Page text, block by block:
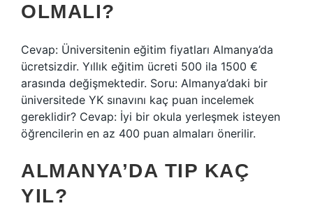
OLMALI?
Cevap: Üniversitenin eğitim fiyatları Almanya’da
ücretsizdir. Yıllık eğitim ücreti 500 ila 1500 €
arasında değişmektedir. Soru: Almanya’daki bir
üniversitede YK sınavını kaç puan incelemek
gereklidir? Cevap: İyi bir okula yerleşmek isteyen
öğrencilerin en az 400 puan almaları önerilir.
ALMANYA’DA TIP KAÇ
YIL?